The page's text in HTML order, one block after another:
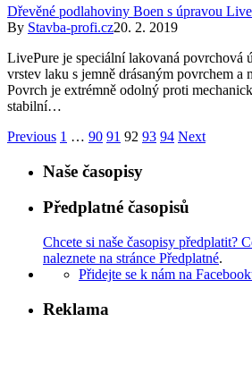
Dřevěné podlahoviny Boen s úpravou
By Stavba-profi.cz20. 2. 2019
LivePure je speciální lakovaná povrchová
vrstev laku s jemně drásaným povrchem a
Povrch je extrémně odolný proti
stabilní…
Previous 1 … 90 91 92 93 94 Next
Naše časopisy
Předplatné časopisů
Chcete si naše časopisy předplatit?
naleznete na stránce Předplatné.
Přidejte se k nám na
Reklama